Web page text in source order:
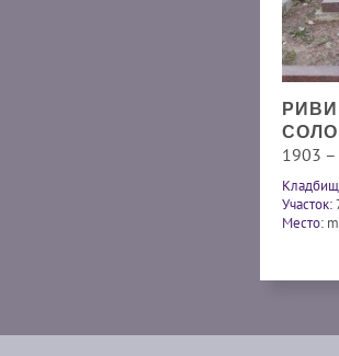
1903
Участок:
Место: